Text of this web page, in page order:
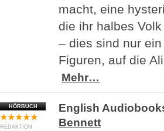
macht, eine
die ihr halbes
– dies sind nur
Figuren, auf die
Mehr…
HÖRBUCH
REDAKTION
English
Bennett